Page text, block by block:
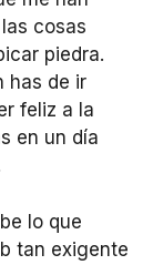
cosas
piedra.
has de ir
feliz a la
en un día
lo que
tan exigente